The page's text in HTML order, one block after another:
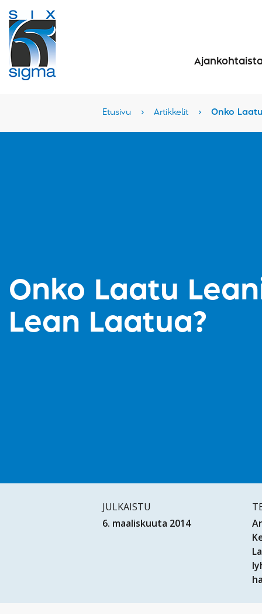
Etusivu › Artikkelit › Onko
Onko Laatu
Lean Laatua?
JULKAISTU
6. maaliskuuta 2014